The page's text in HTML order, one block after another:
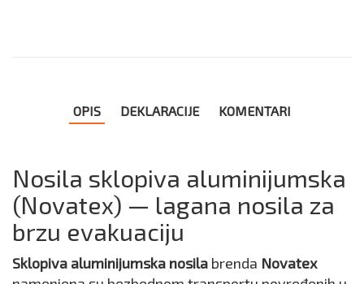
OPIS DEKLARACIJE KOMENTARI
Nosila sklopiva aluminijumska
(Novatex) — lagana nosila za
brzu evakuaciju
Sklopiva aluminijumska nosila brenda Novatex